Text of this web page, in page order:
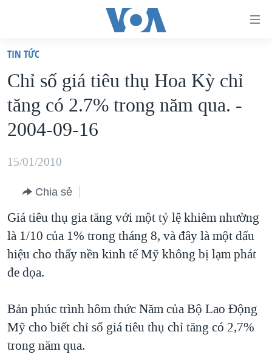
truy
cập
Tới
nội
chính
hướng
chính
Đi
tới
VIỆT NAM
HOA KỲ
BIỂN ĐÔNG
THẾ GIỚI
DIỄN ĐÀN
MỤC
TỰ DO BÁO CHÍ
VẠCH TRẦN TIN GIẢ
ĐỜI SỐNG
KINH TẾ
KHOA HỌC
CHUYÊN ĐỀ
CHIẾN TRANH THƯƠNG MẠI CỦA MỸ: QUÁ KHỨ VÀ HIỆN
TẠI
MỘT NĂM CHIẾN TRANH TẠI DẢI GAZA
GIẢI MÃ VÀNH ĐAI & CON ĐƯỜNG
HỌC TIẾNG ANH
NGHE
MẠNG XÃ HỘI
TIN TỨC
Chỉ số giá tiêu thụ Hoa Kỳ chỉ
tăng có 2.7% trong năm qua. -
2004-09-16
15/01/2010
Chia sẻ
Giá tiêu thụ gia tăng với một tỷ lệ khiêm nhường
là 1/10 của 1% trong tháng 8, và đây là một dấu
hiệu cho thấy nền kinh tế Mỹ không bị lạm phát
đe dọa.
Bản phúc trình hôm thức Năm của Bộ Lao Động
Mỹ cho biết chỉ số giá tiêu thụ chỉ tăng có 2,7%
trong năm qua.